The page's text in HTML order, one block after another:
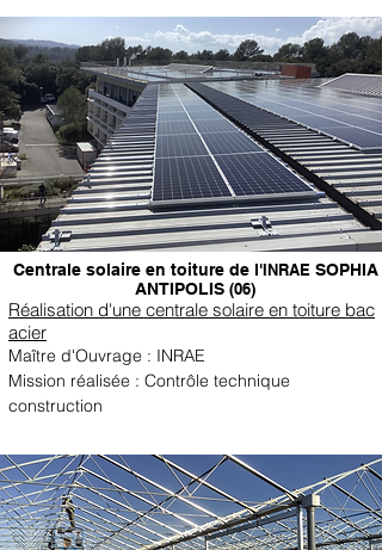
Centrale solaire en toiture de l'INRAE SOPHIA
ANTIPOLIS (06)
Réalisation d'une centrale solaire en toiture bac
acier
Maître d'Ouvrage : INRAE
Mission réalisée : Contrôle technique
construction